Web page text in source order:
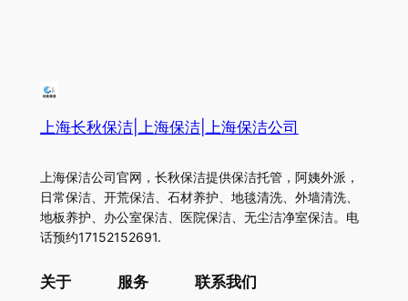
上海长秋保洁|上海保洁|上海保洁公司
上海保洁公司官网，长秋保洁提供保洁托管，阿姨外派，
日常保洁、开荒保洁、石材养护、地毯清洗、外墙清洗、
地板养护、办公室保洁、医院保洁、无尘洁净室保洁。电
话预约17152152691.
关于 服务 联系我们